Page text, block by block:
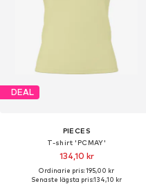
DEAL
PIECES
T-shirt 'PCMAY'
134,10 kr
Ordinarie pris: 195,00 kr
Senaste lägsta pris:134,10 kr